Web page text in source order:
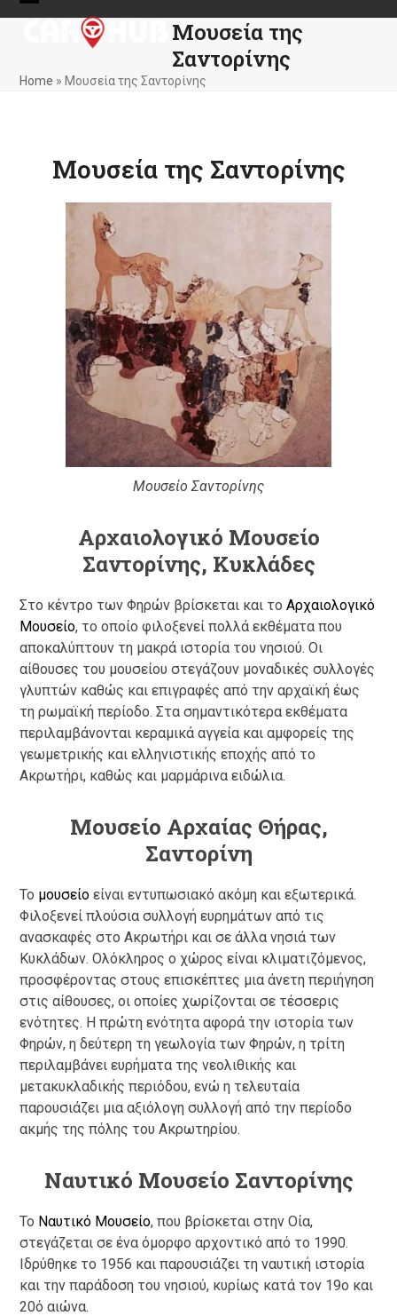
Skip
Open
menu
Close
menu
Μουσεία της
Σαντορίνης
Home » Μουσεία της Σαντορίνης
Μουσεία της Σαντορίνης
Μουσείο Σαντορίνης
Αρχαιολογικό Μουσείο
Σαντορίνης, Κυκλάδες
Στο κέντρο των Φηρών βρίσκεται και τοΑρχαιολογικό
Μουσείο, το οποίο φιλοξενεί πολλά εκθέματα που
αποκαλύπτουν τη μακρά ιστορία του νησιού. Οι
αίθουσες του μουσείου στεγάζουν μοναδικές συλλογές
γλυπτών καθώς και επιγραφές από την αρχαϊκή έως
τη ρωμαϊκή περίοδο. Στα σημαντικότερα εκθέματα
περιλαμβάνονται κεραμικά αγγεία και αμφορείς της
γεωμετρικής και ελληνιστικής εποχής από το
Ακρωτήρι, καθώς και μαρμάρινα ειδώλια.
Μουσείο Αρχαίας Θήρας,
Σαντορίνη
Το μουσείο είναι εντυπωσιακό ακόμη και εξωτερικά.
Φιλοξενεί πλούσια συλλογή ευρημάτων από τις
ανασκαφές στο Ακρωτήρι και σε άλλα νησιά των
Κυκλάδων. Ολόκληρος ο χώρος είναι κλιματιζόμενος,
προσφέροντας στους επισκέπτες μια άνετη περιήγηση
στις αίθουσες, οι οποίες χωρίζονται σε τέσσερις
ενότητες. Η πρώτη ενότητα αφορά την ιστορία των
Φηρών, η δεύτερη τη γεωλογία των Φηρών, η τρίτη
περιλαμβάνει ευρήματα της νεολιθικής και
μετακυκλαδικής περιόδου, ενώ η τελευταία
παρουσιάζει μια αξιόλογη συλλογή από την περίοδο
ακμής της πόλης του Ακρωτηρίου.
Ναυτικό Μουσείο Σαντορίνης
Το Ναυτικό Μουσείο, που βρίσκεται στην Οία,
στεγάζεται σε ένα όμορφο αρχοντικό από το 1990.
Ιδρύθηκε το 1956 και παρουσιάζει τη ναυτική ιστορία
και την παράδοση του νησιού, κυρίως κατά τον 19ο και
20ό αιώνα.